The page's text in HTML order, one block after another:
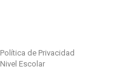
Política de Privacidad
Nivel Escolar